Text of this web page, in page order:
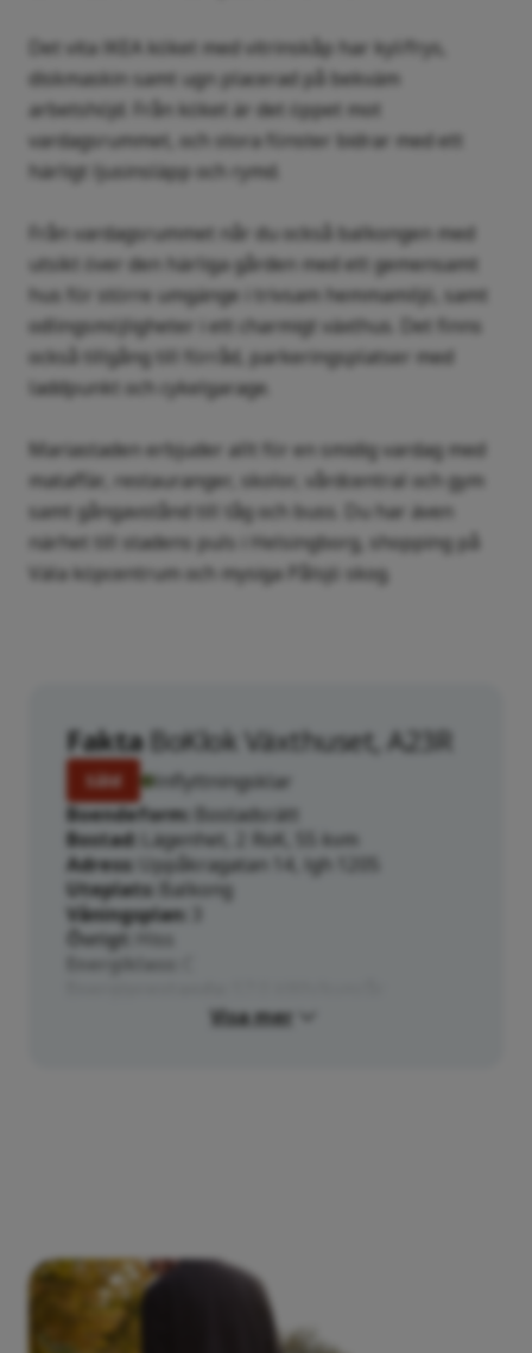
Det vita IKEA köket med vitrinskåp har kyl/frys,
diskmaskin samt ugn placerad på bekväm
arbetshöjd. Från köket är det öppet mot
vardagsrummet, och stora fönster bidrar med ett
härligt ljusinsläpp och rymd.
Från vardagsrummet når du också balkongen med
utsikt över den härliga gården med ett gemensamt
hus för större umgänge i trivsam hemmamiljö, samt
odlingsmöjligheter i ett charmigt växthus. Det finns
också tillgång till förråd, parkeringsplatser med
laddpunkt och cykelgarage.
Mariastaden erbjuder allt för en smidig vardag med
mataffär, restauranger, skolor, vårdcentral och gym
samt gångavstånd till tåg och buss. Du har även
närhet till stadens puls i Helsingborg, shopping på
Väla köpcentrum och mysiga Pålsjö skog.
FaktaBoKlok Växthuset, A23R
Såld
Inflyttningsklar
Boendeform
Bostadsrätt
Bostad
Lägenhet, 2 RoK, 55 kvm
Adress
Uppåkragatan 14, lgh 1205
Uteplats
Balkong
Våningsplan
Övrigt
Visa mer